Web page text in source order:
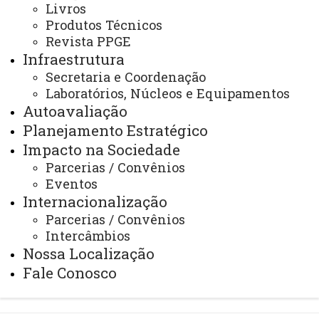
Livros
Produtos Técnicos
Revista PPGE
Infraestrutura
Secretaria e Coordenação
Laboratórios, Núcleos e Equipamentos
Autoavaliação
Planejamento Estratégico
Impacto na Sociedade
Parcerias / Convênios
Eventos
Internacionalização
Parcerias / Convênios
Intercâmbios
Nossa Localização
Fale Conosco
Contato:
(45) 3220-7263
Horário de Atendimento:
Segunda à sexta
08:00 às 11:30
13:30 às 17:00
E-mail:
cascavel.mestradoedu@unioeste.br
Você está aqui:Unioeste
PPGE - Pós Graduação em Educação
Bolsas de Estudo